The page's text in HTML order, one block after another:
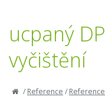
ucpaný
vyčištění
/Reference /